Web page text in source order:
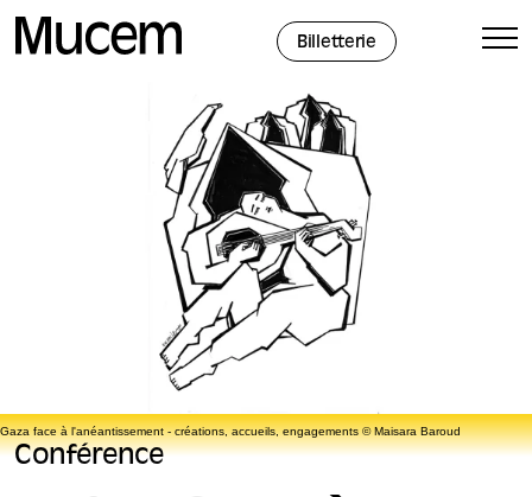
Billetterie
Gaza face à l'anéantissement - créations, accueils, engagements © Maisara Baroud
Conférence